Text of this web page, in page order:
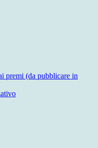
premi (da pubblicare in